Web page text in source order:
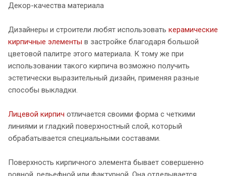
Декор-качества материала
Дизайнеры и строители любят использовать керамические
кирпичные элементы в застройке благодаря большой
цветовой палитре этого материала. К тому же при
использовании такого кирпича возможно получить
эстетически выразительный дизайн, применяя разные
способы выкладки.
Лицевой кирпич отличается своими форма с четкими
линиями и гладкий поверхностный слой, который
обрабатывается специальными составами.
Поверхность кирпичного элемента бывает совершенно